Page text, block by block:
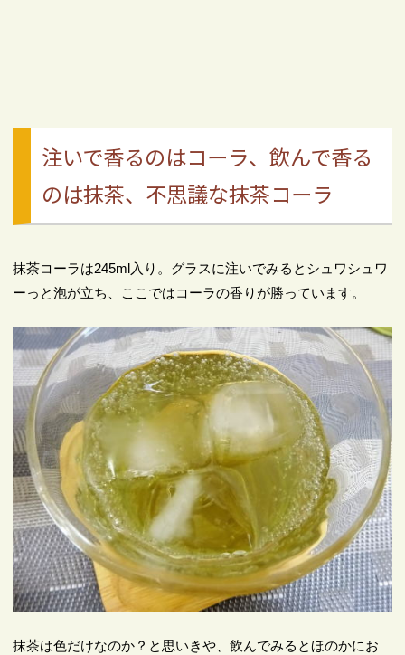
注いで香るのはコーラ、飲んで香る
のは抹茶、不思議な抹茶コーラ
抹茶コーラは245ml入り。グラスに注いでみるとシュワシュワ
ーっと泡が立ち、ここではコーラの香りが勝っています。
抹茶は色だけなのか？と思いきや、飲んでみるとほのかにお